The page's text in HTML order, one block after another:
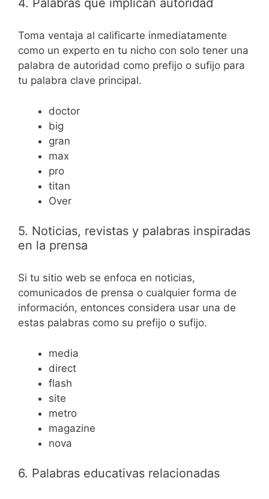
4. Palabras que implican autoridad
Toma ventaja al calificarte inmediatamente
como un experto en tu nicho con solo tener una
palabra de autoridad como prefijo o sufijo para
tu palabra clave principal.
doctor
big
gran
max
pro
titan
Over
5. Noticias, revistas y palabras inspiradas
en la prensa
Si tu sitio web se enfoca en noticias,
comunicados de prensa o cualquier forma de
información, entonces considera usar una de
estas palabras como su prefijo o sufijo.
media
direct
flash
site
metro
magazine
nova
6. Palabras educativas relacionadas